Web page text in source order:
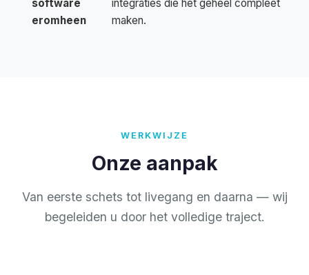
software
eromheen
integraties die het geheel compleet
maken.
WERKWIJZE
Onze aanpak
Van eerste schets tot livegang en daarna — wij
begeleiden u door het volledige traject.